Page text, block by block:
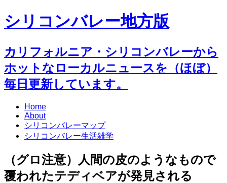
シリコンバレー地方版
カリフォルニア・シリコンバレーから
ホットなローカルニュースを（ほぼ）
毎日更新しています。
Home
About
シリコンバレーマップ
シリコンバレー生活雑学
（グロ注意）人間の皮のようなもので
覆われたテディベアが発見される